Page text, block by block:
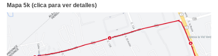
Mapa 5k (clica para ver detalles)